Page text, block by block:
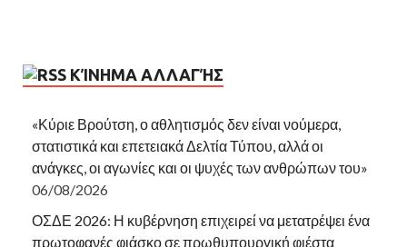
ΚΊΝΗΜΑ ΑΛΛΑΓΉΣ
«Κύριε Βρούτση, ο αθλητισμός δεν είναι νούμερα,
στατιστικά και επετειακά Δελτία Τύπου, αλλά οι
ανάγκες, οι αγωνίες και οι ψυχές των ανθρώπων του»
06/08/2026
ΟΣΔΕ 2026: Η κυβέρνηση επιχειρεί να μετατρέψει ένα
πρωτοφανές φιάσκο σε πρωθυπουργική φιέστα